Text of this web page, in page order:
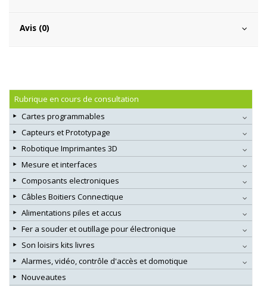
Avis (0)
Rubrique en cours de consultation
Cartes programmables
Capteurs et Prototypage
Robotique Imprimantes 3D
Mesure et interfaces
Composants electroniques
Câbles Boitiers Connectique
Alimentations piles et accus
Fer a souder et outillage pour électronique
Son loisirs kits livres
Alarmes, vidéo, contrôle d'accès et domotique
Nouveautes